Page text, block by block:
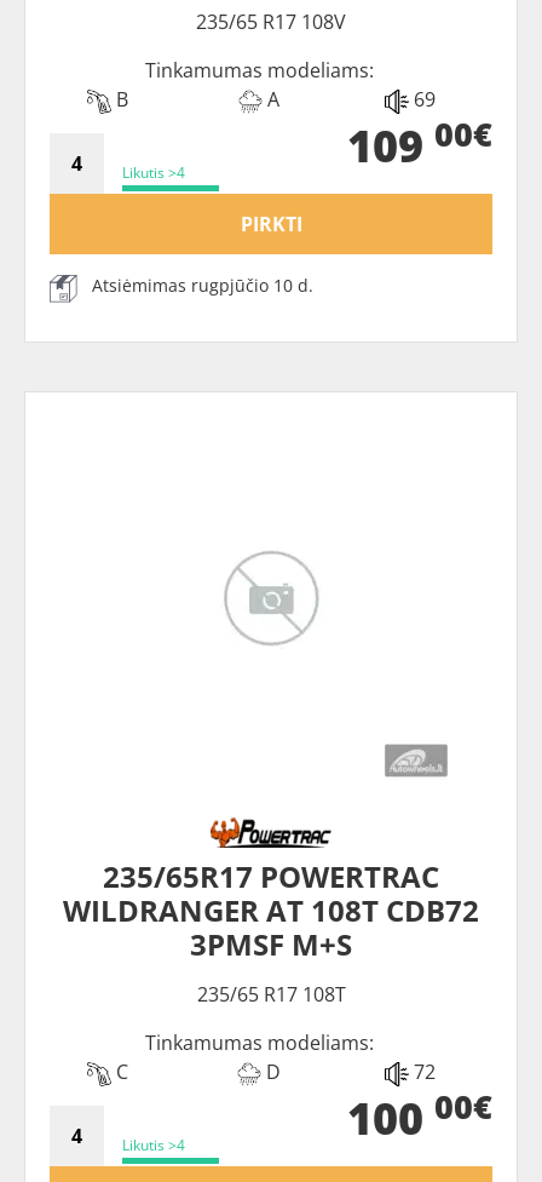
235/65 R17 108V
Tinkamumas modeliams:
B
A 69
Likutis >4 109 00€
PIRKTI
Atsiėmimas rugpjūčio 10 d.
235/65R17 POWERTRAC
WILDRANGER AT 108T CDB72
3PMSF M+S
235/65 R17 108T
Tinkamumas modeliams:
C
D 72
Likutis >4 100 00€